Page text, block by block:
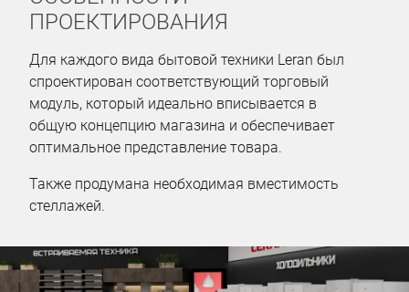
ПРОЕКТИРОВАНИЯ
Для каждого вида бытовой техники Leran был
спроектирован соответствующий торговый
модуль, который идеально вписывается в
общую концепцию магазина и обеспечивает
оптимальное представление товара.
Также продумана необходимая вместимость
стеллажей.